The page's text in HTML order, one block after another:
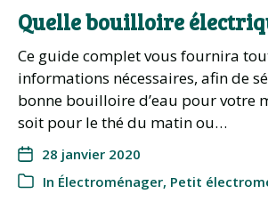
Quelle bouilloire
Ce guide complet vous fournira
informations nécessaires, afin de
bonne bouilloire d’eau pour votre
soit pour le thé du matin ou…
28 janvier 2020
In Électroménager, Petit